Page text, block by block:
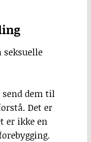
seksuelle
send dem til
Det er
er ikke en